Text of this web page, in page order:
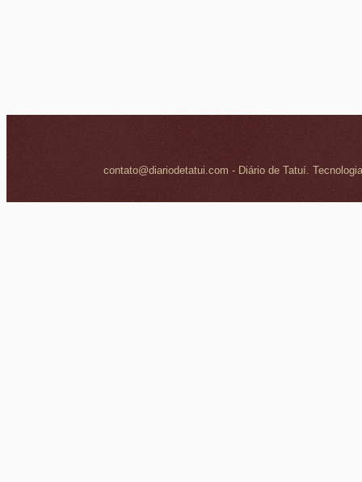
contato@diariodetatui.com - Diário de Tatuí.